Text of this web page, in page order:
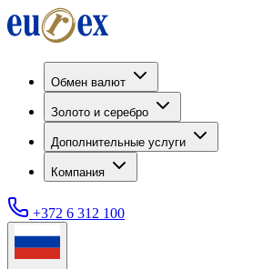
Обмен валют
Золото и серебро
Дополнительные услуги
Компания
+372 6 312 100